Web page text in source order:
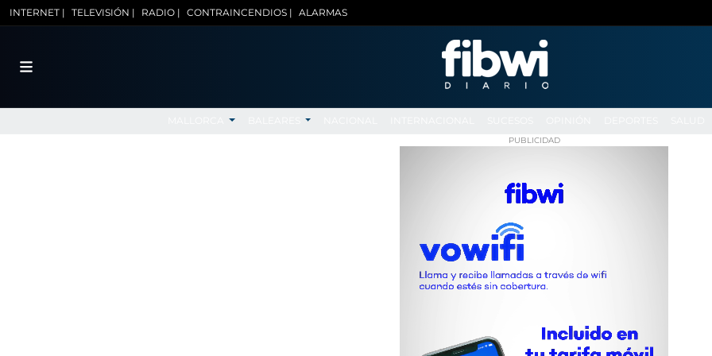
INTERNET | TELEVISIÓN | RADIO | CONTRAINCENDIOS | ALARMAS